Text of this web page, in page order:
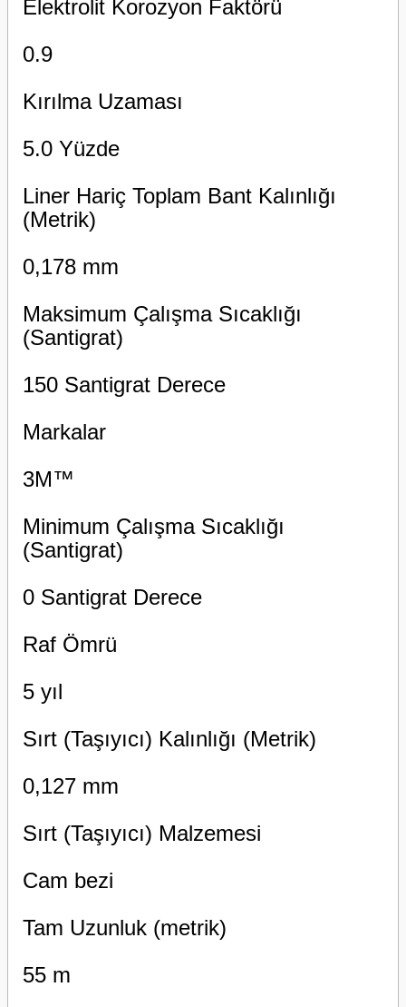
Elektrolit Korozyon Faktörü
0.9
Kırılma Uzaması
5.0 Yüzde
Liner Hariç Toplam Bant Kalınlığı
(Metrik)
0,178 mm
Maksimum Çalışma Sıcaklığı
(Santigrat)
150 Santigrat Derece
Markalar
3M™
Minimum Çalışma Sıcaklığı
(Santigrat)
0 Santigrat Derece
Raf Ömrü
5 yıl
Sırt (Taşıyıcı) Kalınlığı (Metrik)
0,127 mm
Sırt (Taşıyıcı) Malzemesi
Cam bezi
Tam Uzunluk (metrik)
55 m